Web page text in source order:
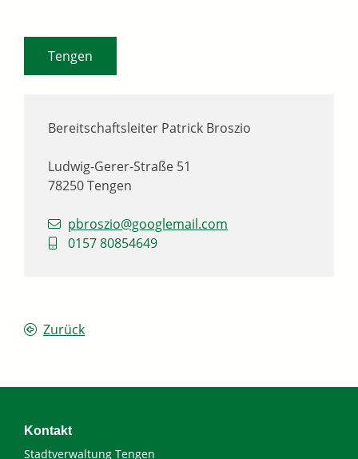
Bereitschaftsleiter Patrick Broszio
Ludwig-Gerer-Straße 51
78250Tengen
pbroszio@googlemail.com
0157 80854649
Tengen
Zurück
Kontakt
Stadtverwaltung Tengen